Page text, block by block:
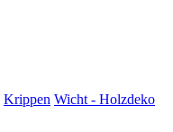
Krippen Wicht - Holzdeko